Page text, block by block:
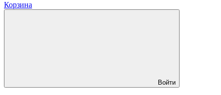
Корзина
Войти